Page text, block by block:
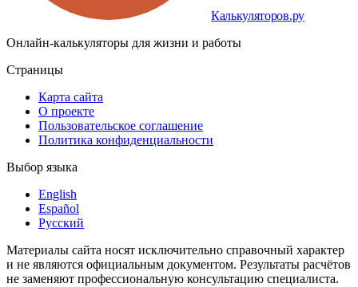
Калькуляторов.ру
Онлайн-калькуляторы для жизни и работы
Страницы
Карта сайта
О проекте
Пользовательское соглашение
Политика конфиденциальности
Выбор языка
English
Español
Русский
Материалы сайта носят исключительно справочный характер
и не являются официальным документом. Результаты расчётов
не заменяют профессиональную консультацию специалиста.